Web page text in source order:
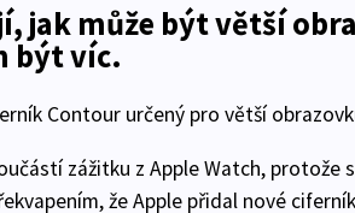
jak může být větší
být víc.
Contour určený pro větší
zážitku z Apple Watch, protože
že Apple přidal nové